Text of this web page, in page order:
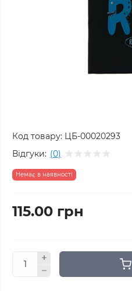
Код товару: ЦБ-00020293
Відгуки: (0)
Немає в наявності
115.00 грн